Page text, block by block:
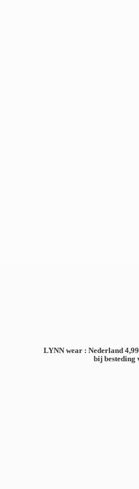
LYNN wear : Nederland
bij besteding